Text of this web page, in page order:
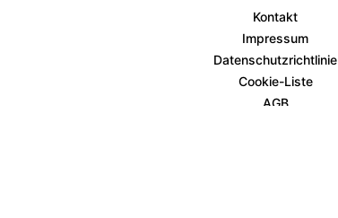
Kontakt
Impressum
Datenschutzrichtlinie
Cookie-Liste
AGB